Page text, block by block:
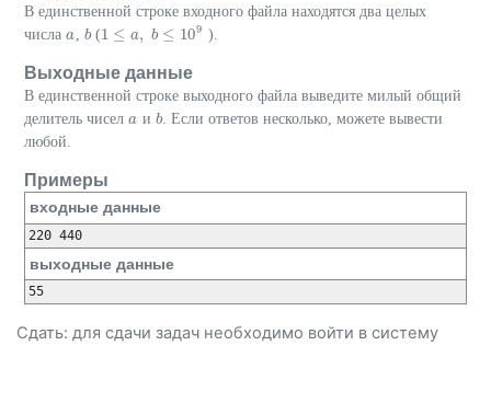
В единственной строке входного файла находятся два целых
числа a
a b
b(1 ≤ a, b ≤ 109
1 ≤a b≤ 109 ).
Выходные данные
В единственной строке выходного файла выведите милый общий
делитель чисел a
a и b
b. Если ответов несколько, можете вывести
любой.
Примеры
входные данные
220 440
выходные данные
55
Сдать: для сдачи задач необходимо войти в систему